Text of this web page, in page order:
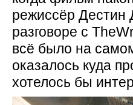
режиссёр Дестин
разговоре с
всё было на
оказалось куда
хотелось бы